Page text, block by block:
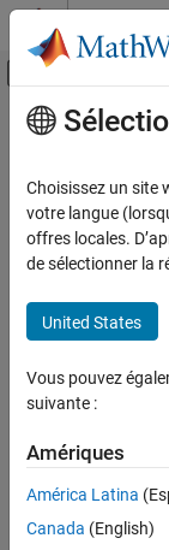
Passer au contenu
Activer/
Accueil de la
Contenu
Choisissez un site
votre langue
offres locales.
de sélectionner la
United States
Vous pouvez
suivante :
Amériques
América Latina
Canada (English)